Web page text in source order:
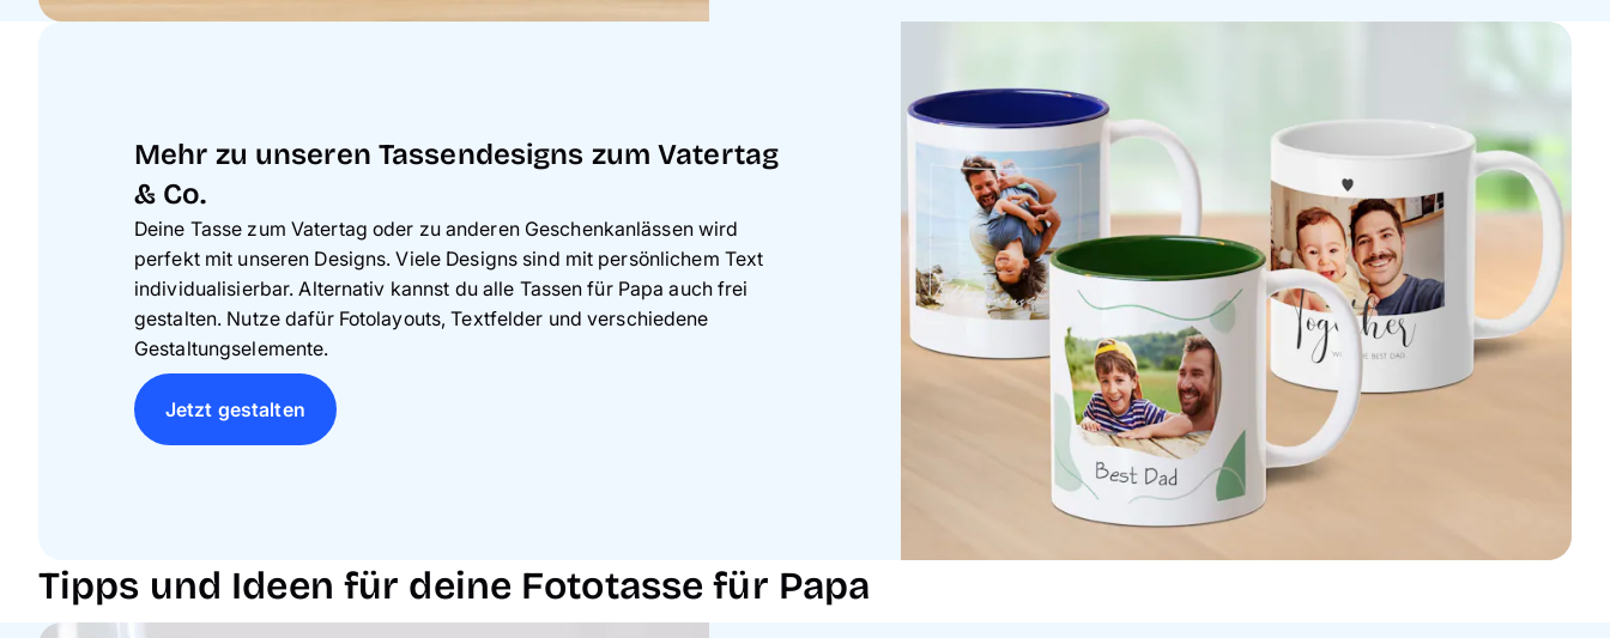
Mehr zu unseren Tassendesigns zum Vatertag
& Co.
Deine Tasse zum Vatertag oder zu anderen Geschenkanlässen wird
perfekt mit unseren Designs. Viele Designs sind mit persönlichem Text
individualisierbar. Alternativ kannst du alle Tassen für Papa auch frei
gestalten. Nutze dafür Fotolayouts, Textfelder und verschiedene
Gestaltungselemente.
Jetzt gestalten
Tipps und Ideen für deine Fototasse für Papa